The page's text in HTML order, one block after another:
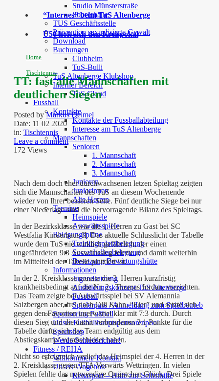
Studio Münsterstraße
Soccerhalle
TUS Geschäftsstelle
Prävention sexualisierte Gewalt
Download
Buchungen
Clubheim
TuS-Bulli
TuS Altenberge Klubshop
Interner Bereich
TuS Cloud
Fussball
Kontakte
Kontakte der Fussballabteilung
Interesse am TuS Altenberge
Mannschaften
Senioren
1. Mannschaft
2. Mannschaft
3. Mannschaft
Junioren
Juniorinnen
Alte Herren
Termine
Heimspiele
Auswärtsspiele
Belegungspläne
Trainingsplatzbelegung
Soccerhallenbelegung
Besetzung Bewirtungshütte
Informationen
Jugendsatzung
Ausbildungskonzept TuS Altenberge
Fussball
Spielerpass / Anmeldung zum Spielbetrieb
Sponsoring Fußball
Unser Fußballhauptsponsorenpool
Sportshop
Werde Schiedsrichter!
Fitness / REHA
Willkommen/ Kontakt
Unsere Angebote
Rehasport – Hilfe zur Selbsthilfe
“Internes” beim TuS Altenberge
Ü50 holt sich den Kreispokal
Home
Tischtennis
TT: fast alle Mannschaften mit
deutlichen Siegen
Posted byMarkus Deimel
Date: 11 02 2020
in: Tischtennis
Leave a comment
172 Views
Nach dem doch eher durchwachsenen letzen Spieltag zeigten
sich die Mannschaften des TuS an diesem Wochenende
wieder von Ihrer besseren Seite. Fünf deutliche Siege bei nur
einer Niederlage sind die hervorragende Bilanz des Spieltags.
In der Bezirksklasse war die 1. Herren zu Gast bei SC
Westfalia Kinderhaus II. Das aktuelle Schlusslicht der Tabelle
wurde dem TuS nie wirklich gefährlich, der einen
ungefährdeten 9:3 Auswärtssieg feierte und damit weiterhin
im Mittelfeld der Tabelle platziert ist.
In der 2. Kreisklasse musste die 3. Herren kurzfristig
krankheitsbedingt auf die Nr. 2 , Thomas Jordan, verzichten.
Das Team zeigte bei Auswärtsspiel bei SV Alemannia
Salzbergen aber, frei nach Olli Kahn, “Eier” und setzte sich
gegen den Favoriten unerwartet klar mit 7:3 durch. Durch
diesen Sieg und die damit verbundenen 3:1 Punkte für die
Tabelle dürfte sich das Team endgültig aus dem
Abstiegskampf verabschiedet haben.
Nicht so erfolgreich verlief das Heimspiel der 4. Herren in der
2. Kreisklasse gegen TTA Vorwärts Wettringen. In vielen
Spielen fehlte das notwendige Quäntchen Glück. Drei Spiele